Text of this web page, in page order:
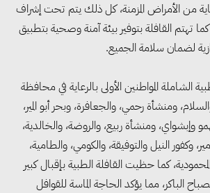
من الأمراض المزمنة، كل ذلك يتم تحت إشراف
القافلة بتوفير بيئة آمنة وصحية بتطبيق
لضمان سلامة الجميع.
الشاملة المواطنين الأولى بالرعاية في محافظة
ومنشأة رحمي، والجعافرة، وبحر أبو المير،
وإبشواي، ومنشأة ربيع، والروضة، والخالدية،
وكفور النيل والتوفيقة، والكومي، والطامية،
كما حظيت القافلة الطبية بإقبال كبير
الباكر، مما يؤكد الحاجة الماسة للقوافل
وزيرا التخطيط والبترول يبحثان